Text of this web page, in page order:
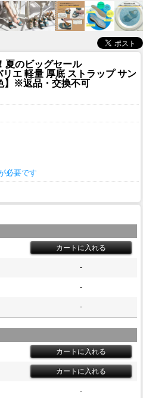
夏のビッグセール
エ 軽量 厚底 ストラップ サン
】※返品・交換不可
必要です
-
-
-
-